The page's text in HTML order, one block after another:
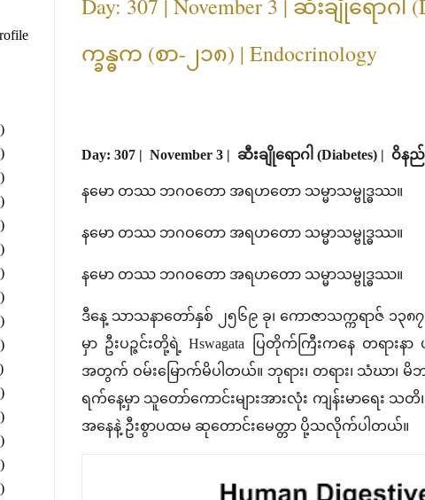
Day: 307 | November 3 | ဆီးချိုရေ
က္ခန္ဓက (စာ-၂၁၈) | Endocrinology
Day: 307 | November 3 | ဆီးချိုရောဂါ (Diabetes) |
နမော တဿ ဘဂဝတော အရဟတော သမ္မာသမ္ဗုဒ္ဓဿ။
နမော တဿ ဘဂဝတော အရဟတော သမ္မာသမ္ဗုဒ္ဓဿ။
နမော တဿ ဘဂဝတော အရဟတော သမ္မာသမ္ဗုဒ္ဓဿ။
ဒီနေ့ သာသနာတော်နှစ် ၂၅၆၉ ခု၊ ကောဇာသက္ကရာဇ် ၁၃
မှာ ဦးပဉ္ဇင်းတို့ရဲ့ Hswagata ပြတိုက်ကြီးကနေ တရ
အတွက် ဝမ်းမြောက်မိပါတယ်။ ဘုရား၊ တရား၊ သံဃာ၊ မိဘ
ရက်နေ့မှာ သူတော်ကောင်းများအားလုံး ကျန်းမာရေး သတိ
အနေနဲ့ ဦးစွာပထမ ဆုတောင်းမေတ္တာ ပို့သလိုက်ပါတယ်။